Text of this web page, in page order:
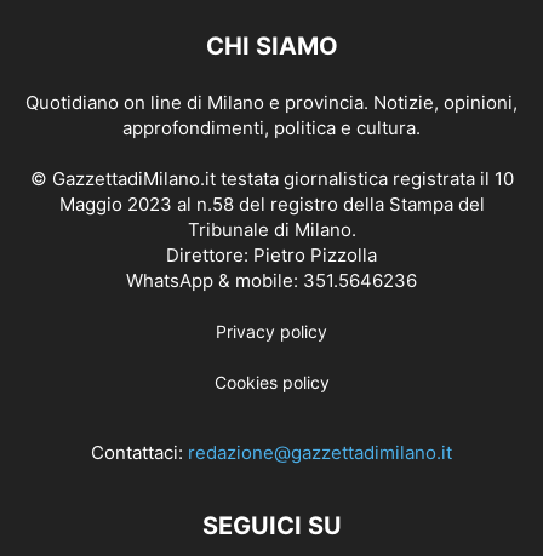
CHI SIAMO
Quotidiano on line di Milano e provincia. Notizie, opinioni,
approfondimenti, politica e cultura.
© GazzettadiMilano.it testata giornalistica registrata il 10
Maggio 2023 al n.58 del registro della Stampa del
Tribunale di Milano.
Direttore: Pietro Pizzolla
WhatsApp & mobile: 351.5646236
Privacy policy
Cookies policy
Contattaci: redazione@gazzettadimilano.it
SEGUICI SU